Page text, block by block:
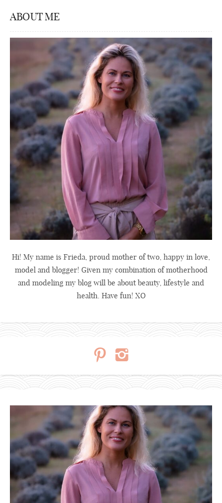
ABOUT ME
Hi! My name is Frieda, proud mother of two, happy in love,
model and blogger! Given my combination of motherhood
and modeling my blog will be about beauty, lifestyle and
health. Have fun! XO